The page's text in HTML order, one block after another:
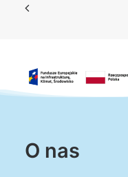
O nas